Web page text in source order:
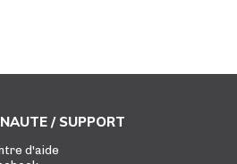
/ SUPPORT
d'aide